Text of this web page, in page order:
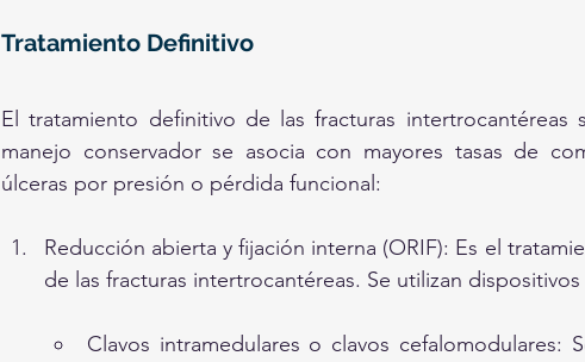
Tratamiento Definitivo
El tratamiento definitivo de las fracturas intertrocantéreas
manejo conservador se asocia con mayores tasas de
úlceras por presión o pérdida funcional:
Reducción abierta y fijación interna (ORIF): Es el
de las fracturas intertrocantéreas. Se utilizan
Clavos intramedulares o clavos cefalomodulares: